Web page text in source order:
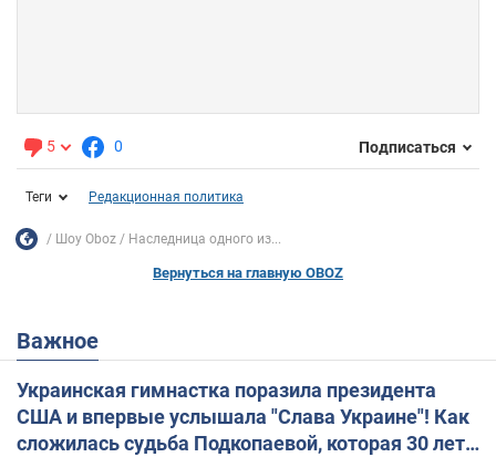
5 0 Подписаться
Теги Редакционная политика
Шоу Oboz Наследница одного из...
Вернуться на главную OBOZ
Важное
Украинская гимнастка поразила президента
США и впервые услышала "Слава Украине"! Как
сложилась судьба Подкопаевой, которая 30 лет